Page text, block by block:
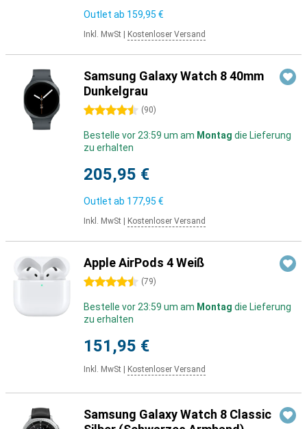
Outlet ab 159,95 €
Inkl. MwSt Kostenloser Versand
Samsung Galaxy Watch 8 40mm
Dunkelgrau
4.5 Sterne (90)
Bestelle vor 23:59 um am Montag die Lieferung
zu erhalten
205,95 €
Outlet ab 177,95 €
Inkl. MwSt Kostenloser Versand
Apple AirPods 4 Weiß
4.5 Sterne (79)
Bestelle vor 23:59 um am Montag die Lieferung
zu erhalten
151,95 €
Inkl. MwSt Kostenloser Versand
Samsung Galaxy Watch 8 Classic